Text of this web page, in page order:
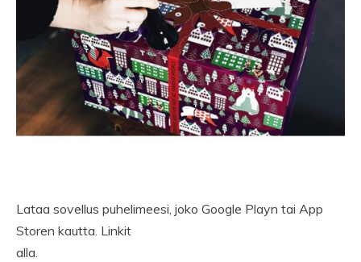
Lataa sovellus puhelimeesi, joko Google Playn tai App
Storen kautta. Linkit
alla.